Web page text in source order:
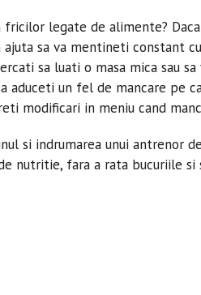
legate de alimente?
sa va mentineti constant
sa luati o masa mica sau
aduceti un fel de mancare pe
modificari in meniu cand
si indrumarea unui antrenor
nutritie, fara a rata bucuriile si